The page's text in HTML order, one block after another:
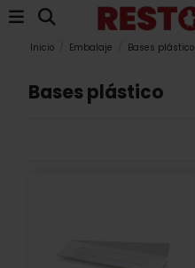
Inicio Embalaje Bases plástico
Bases plástico